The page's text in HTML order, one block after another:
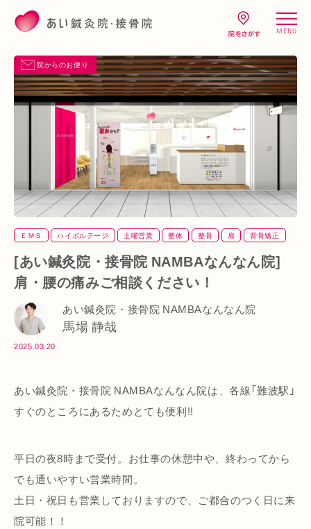
MENU
院からのお便り
ＥＭＳ ハイボルテージ 土曜営業 整体 整骨 肩
背骨矯正
血流改善 頭痛
[あい鍼灸院・接骨院 NAMBAなんなん院]
肩・腰の痛みご相談ください！
あい鍼灸院・接骨院 NAMBAなんなん院
馬場 静哉
2025.03.20
あい鍼灸院・接骨院 NAMBAなんなん院は、各線「難波駅」
すぐのところにあるためとても便利!!
平日の夜8時まで受付。お仕事の休憩中や、終わってから
でも通いやすい営業時間。
土日・祝日も営業しておりますので、ご都合のつく日に来
院可能！！